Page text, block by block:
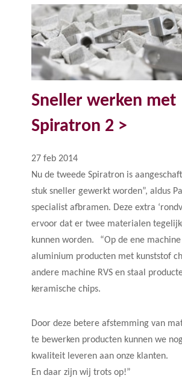
Sneller werken met
Spiratron 2 >
27 feb 2014
Nu de tweede Spiratron is
stuk sneller gewerkt worden”, aldus
specialist afbramen. Deze extra
ervoor dat er twee materialen
kunnen worden. “Op de ene
aluminium producten met kunststof
andere machine RVS en staal
keramische chips.
Door deze betere afstemming van
te bewerken producten kunnen we
kwaliteit leveren aan onze klanten.
En daar zijn wij trots op!”